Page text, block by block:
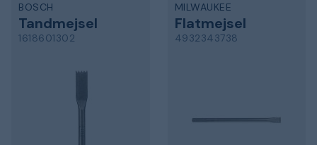
BOSCH
Tandmejsel
1618601302
MILWAUKEE
Flatmejsel
4932343738